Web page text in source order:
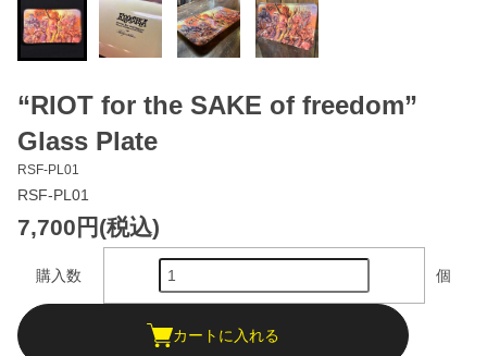
“RIOT for the SAKE of freedom”
Glass Plate
RSF-PL01
RSF-PL01
7,700円(税込)
購入数 個
カートに入れる